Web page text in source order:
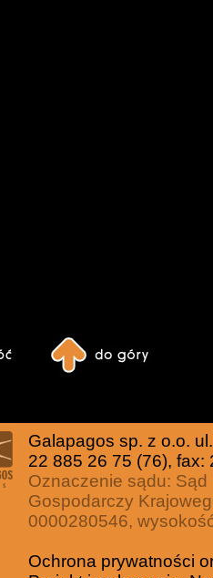
Galapagos sp. z o.o.
22 885 26 75 (76),
Oznaczenie sądu: Sąd
Gospodarczy
0000280546,
Ochrona prywatności